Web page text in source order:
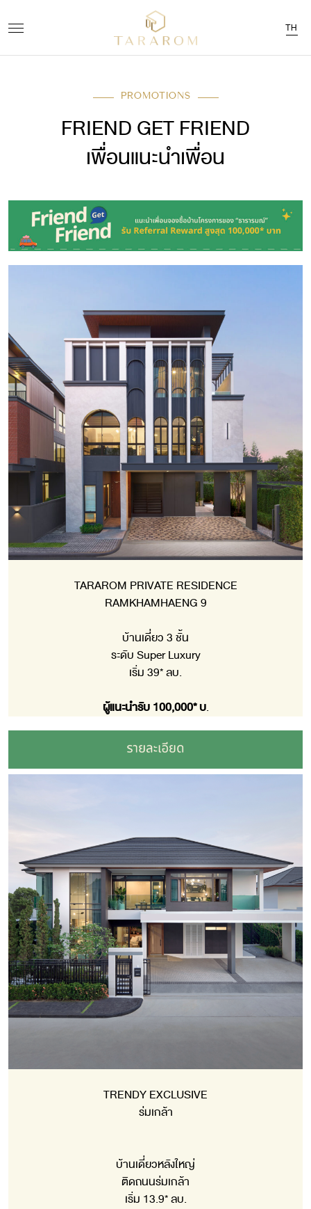
TH
PROMOTIONS
FRIEND GET FRIEND
เพื่อนแนะนำเพื่อน
TARAROM PRIVATE RESIDENCE
RAMKHAMHAENG 9
บ้านเดี่ยว 3 ชั้น
ระดับ Super Luxury
เริ่ม 39* ลบ.
ผู้แนะนำรับ 100,000* บ.
TRENDY EXCLUSIVE
ร่มเกล้า
บ้านเดี่ยวหลังใหญ่
ติดถนนร่มเกล้า
เริ่ม 13.9* ลบ.